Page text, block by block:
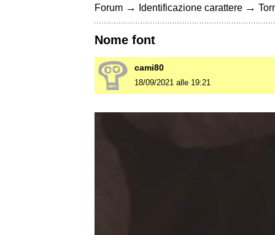
Forum → Identificazione carattere →
Nome font
cami80
18/09/2021 alle 19:21